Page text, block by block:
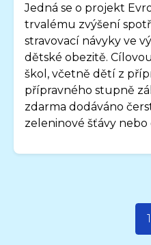
Jedná se o projekt
trvalému zvýšení
stravovací návyky ve
dětské obezitě.
škol, včetně dětí z
přípravného stupně
zdarma dodáváno
zeleninové šťávy
1